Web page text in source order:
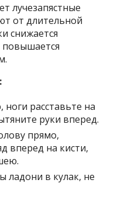
лучезапястные
от длительной
снижается
повышается
ноги расставьте на
руки вперед.
прямо,
вперед на кисти,
ладони в кулак, не